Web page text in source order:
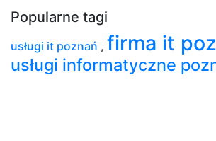
Popularne tagi
usługi it poznań , firma it
usługi informatyczne